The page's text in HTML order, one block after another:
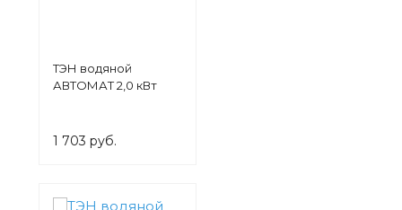
ТЭН водяной
АВТОМАТ 2,0 кВт
1 703 руб.